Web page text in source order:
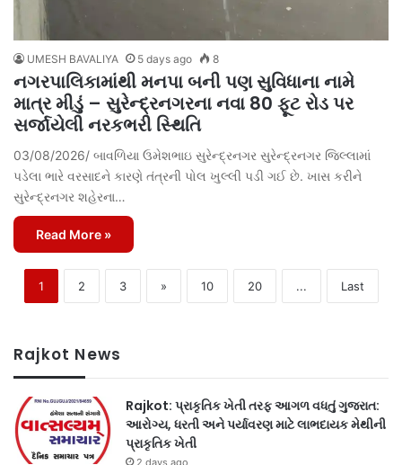
UMESH BAVALIYA 5 days ago 8
નગરપાલિકામાંથી મનપા બની પણ સુવિધાના નામે
માત્ર મીડું – સુરેન્દ્રનગરના નવા 80 ફૂટ રોડ પર
સર્જાયેલી નરકભરી સ્થિતિ
03/08/2026/ બાવળિયા ઉમેશભાઇ સુરેન્દ્રનગર સુરેન્દ્રનગર જિલ્લામાં
પડેલા ભારે વરસાદને કારણે તંત્રની પોલ ખુલ્લી પડી ગઈ છે. ખાસ કરીને
સુરેન્દ્રનગર શહેરના…
Read More »
1 2 3 » 10 20 ... Last
Rajkot News
Rajkot: પ્રાકૃતિક ખેતી તરફ આગળ વધતું ગુજરાત:
આરોગ્ય, ધરતી અને પર્યાવરણ માટે લાભદાયક મેથીની
પ્રાકૃતિક ખેતી